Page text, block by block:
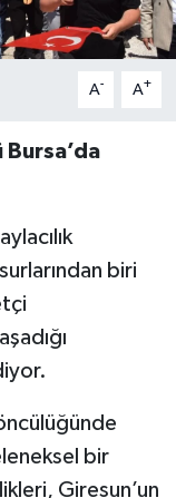
A- A+
biri
bir
Giresun’un